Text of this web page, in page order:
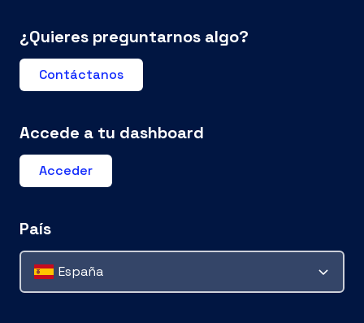
¿Quieres preguntarnos algo?
Contáctanos
Accede a tu dashboard
Acceder
País
España